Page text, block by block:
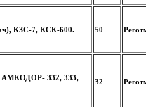
КЗС-7, КСК-600. 50
АМКОДОР- 332, 333,
32